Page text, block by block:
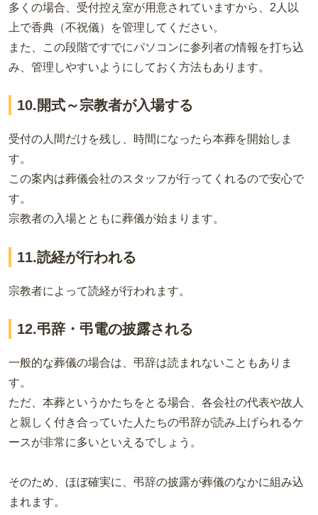
多くの場合、受付控え室が用意されていますから、2人以
上で香典（不祝儀）を管理してください。
また、この段階ですでにパソコンに参列者の情報を打ち込
み、管理しやすいようにしておく方法もあります。
10.開式～宗教者が入場する
受付の人間だけを残し、時間になったら本葬を開始しま
す。
この案内は葬儀会社のスタッフが行ってくれるので安心で
す。
宗教者の入場とともに葬儀が始まります。
11.読経が行われる
宗教者によって読経が行われます。
12.弔辞・弔電の披露される
一般的な葬儀の場合は、弔辞は読まれないこともありま
す。
ただ、本葬というかたちをとる場合、各会社の代表や故人
と親しく付き合っていた人たちの弔辞が読み上げられるケ
ースが非常に多いといえるでしょう。
そのため、ほぼ確実に、弔辞の披露が葬儀のなかに組み込
まれます。